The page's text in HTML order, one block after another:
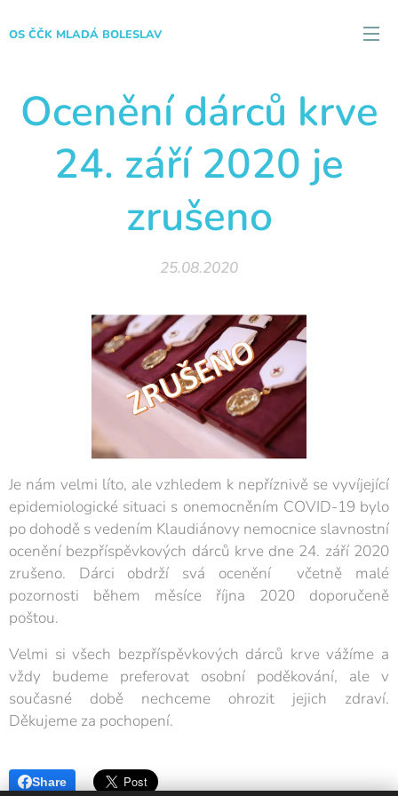
OS ČČK MLADÁ BOLESLAV
Ocenění dárců krve
24. září 2020 je
zrušeno
25.08.2020
Je nám velmi líto, ale vzhledem k nepříznivě se vyvíjející
epidemiologické situaci s onemocněním COVID-19 bylo
po dohodě s vedením Klaudiánovy nemocnice slavnostní
ocenění bezpříspěvkových dárců krve dne 24. září 2020
zrušeno. Dárci obdrží svá ocenění včetně malé
pozornosti během měsíce října 2020 doporučeně
poštou.
Velmi si všech bezpříspěvkových dárců krve vážíme a
vždy budeme preferovat osobní poděkování, ale v
současné době nechceme ohrozit jejich zdraví.
Děkujeme za pochopení.
Share